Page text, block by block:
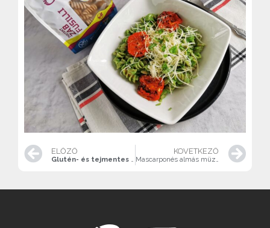
ELŐZŐ
Glutén- és tejmentes “müzlikenyér”
KÖVETKEZŐ
Mascarponés almás müzliszelet